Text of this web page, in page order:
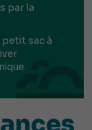
par la
petit sac à